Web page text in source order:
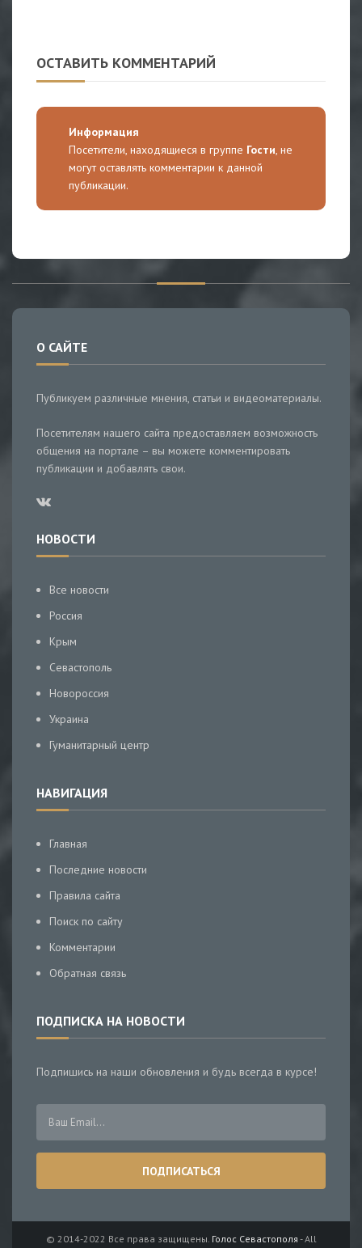
ОСТАВИТЬ КОММЕНТАРИЙ
Информация
Посетители, находящиеся в группе Гости, не
могут оставлять комментарии к данной
публикации.
О САЙТЕ
Публикуем различные мнения, статьи и видеоматериалы.
Посетителям нашего сайта предоставляем возможность
общения на портале – вы можете комментировать
публикации и добавлять свои.
НОВОСТИ
Все новости
Россия
Крым
Севастополь
Новороссия
Украина
Гуманитарный центр
НАВИГАЦИЯ
Главная
Последние новости
Правила сайта
Поиск по сайту
Комментарии
Обратная связь
ПОДПИСКА НА НОВОСТИ
Подпишись на наши обновления и будь всегда в курсе!
© 2014-2022 Все права защищены. Голос Севастополя - All